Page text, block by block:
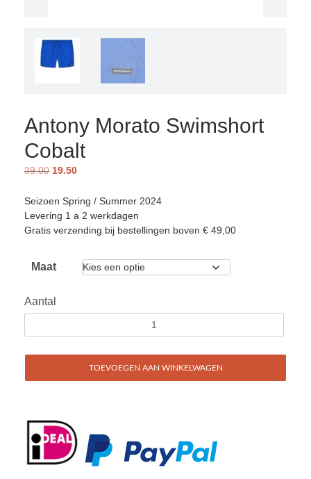
Antony Morato Swimshort
Cobalt
39.00 19.50
Seizoen Spring / Summer 2024
Levering 1 a 2 werkdagen
Gratis verzending bij bestellingen boven € 49,00
Maat
Aantal
TOEVOEGEN AAN WINKELWAGEN